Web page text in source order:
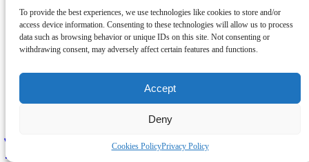
To provide the best experiences, we use technologies like cookies to store and/or
access device information. Consenting to these technologies will allow us to process
data such as browsing behavior or unique IDs on this site. Not consenting or
withdrawing consent, may adversely affect certain features and functions.
Accept
Deny
Cookies PolicyPrivacy Policy
ภาคที่2 #งานวิจัยเพื่อสังคม
#เทคโนโลยีไทย #โดรนลาด
ตระเวน #บล็อกผนังนวัตกรรมสี
เขียว #เท้าเทียมไดนามิก #ไทยวิจัย